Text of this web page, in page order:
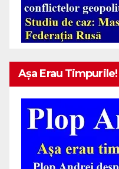
Așa Erau Timpurile!